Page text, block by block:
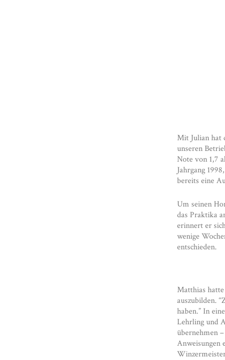
Mit Julian hat
unseren
Note von 1,7
Jahrgang
bereits eine
Um seinen
das Praktika
erinnert er
wenige
entschieden.
Matthias
auszubilden.
haben.” In
Lehrling und
übernehmen
Anweisungen